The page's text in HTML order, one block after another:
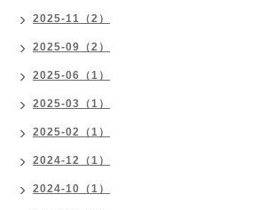
2025-11（2）
2025-09（2）
2025-06（1）
2025-03（1）
2025-02（1）
2024-12（1）
2024-10（1）